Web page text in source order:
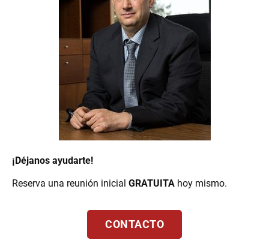
¡Déjanos ayudarte!
Reserva una reunión inicial GRATUITA hoy mismo.
CONTACTO